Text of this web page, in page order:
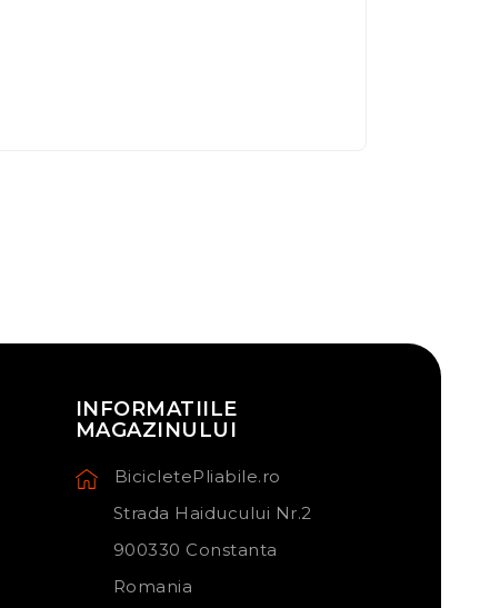
INFORMATIILE
MAGAZINULUI
BicicletePliabile.ro
Strada Haiducului Nr.2
900330 Constanta
Romania